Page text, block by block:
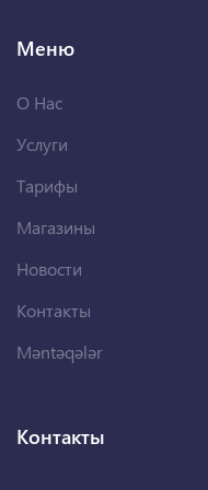
Меню
О Нас
Услуги
Тарифы
Магазины
Новости
Контакты
Məntəqələr
Контакты